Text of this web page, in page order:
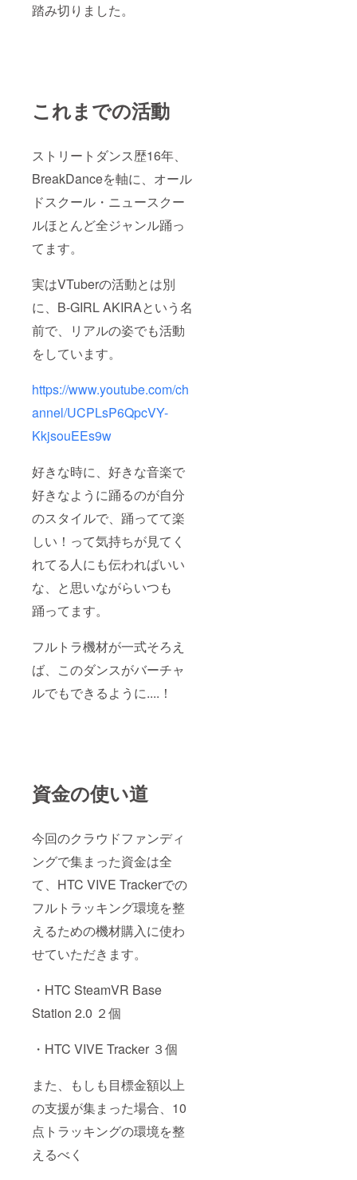
踏み切りました。
これまでの活動
ストリートダンス歴16年、
BreakDanceを軸に、オール
ドスクール・ニュースクー
ルほとんど全ジャンル踊っ
てます。
実はVTuberの活動とは別
に、B-GIRL AKIRAという名
前で、リアルの姿でも活動
をしています。
https://www.youtube.com/ch
annel/UCPLsP6QpcVY-
KkjsouEEs9w
好きな時に、好きな音楽で
好きなように踊るのが自分
のスタイルで、踊ってて楽
しい！って気持ちが見てく
れてる人にも伝わればいい
な、と思いながらいつも
踊ってます。
フルトラ機材が一式そろえ
ば、このダンスがバーチャ
ルでもできるように....！
資金の使い道
今回のクラウドファンディ
ングで集まった資金は全
て、HTC VIVE Trackerでの
フルトラッキング環境を整
えるための機材購入に使わ
せていただきます。
・HTC SteamVR Base
Station 2.0 ２個
・HTC VIVE Tracker ３個
また、もしも目標金額以上
の支援が集まった場合、10
点トラッキングの環境を整
えるべく